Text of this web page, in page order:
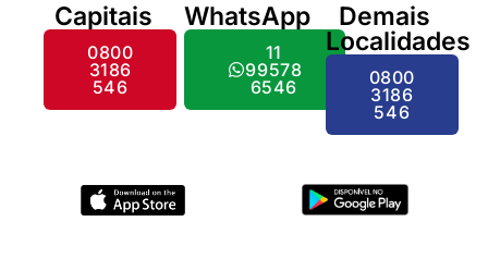
Capitais
0800
3186
546
WhatsApp
11
99578
6546
Demais
Localidades
0800
3186
546